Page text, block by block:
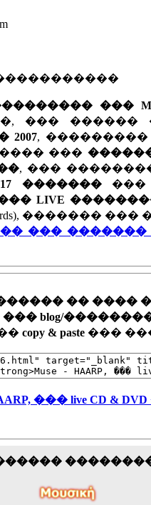
���
��� ������
,
���
, ���
����������
LIVE
Awards),
���
�� ����
blog/
copy & paste���
��� live CD &